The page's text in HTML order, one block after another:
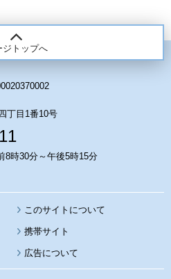
ジトップへ
丁目1番10号
8時30分～午後5時15分
このサイトについて
携帯サイト
広告について